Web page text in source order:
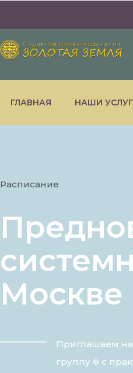
ГЛАВНАЯ НАШИ
Расписание
Приглашаем
группу ❄️ с